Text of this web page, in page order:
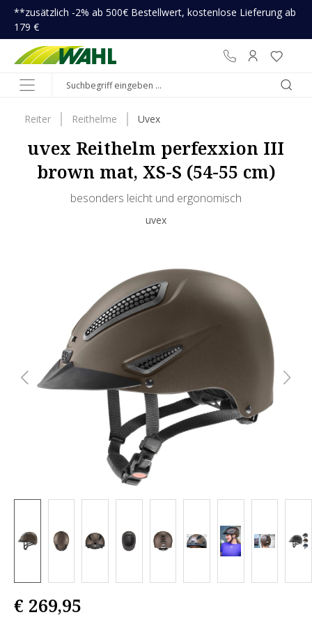
springen
**zusätzlich -2% ab 500€ Bestellwert, kostenlose Lieferung ab
179 €
Reiter Reithelme Uvex
uvex Reithelm perfexxion III
brown mat, XS-S (54-55 cm)
besonders leicht und ergonomisch
uvex
€ 269,95